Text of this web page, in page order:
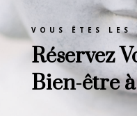
VOUS ÊTES LES
Réservez
Bien-être